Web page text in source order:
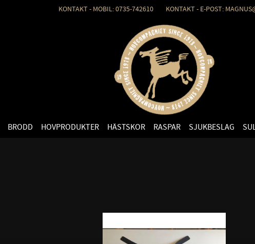
KONTAKT - MOBIL: 0735-742610 KONTAKT - E-POST:
BRODD HOVPRODUKTER HÄSTSKOR RASPAR SJUKBESLAG